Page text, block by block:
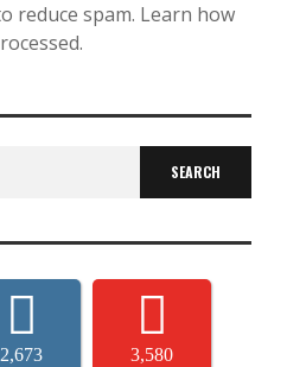
reduce spam. Learn how
2,673 3,580